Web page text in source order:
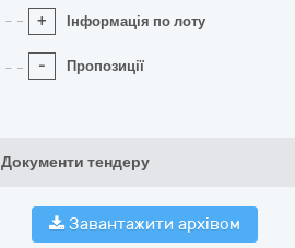
+ Інформація по лоту
- Пропозиції
Документи тендеру
Завантажити архівом